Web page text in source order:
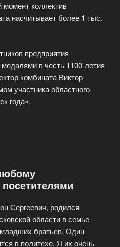
коллектив
насчитывает более 1 тыс.
предприятия
в честь 1100-летия
комбината Виктор
участника областного
года».
Сергеевич, родился
области в семье
братьев. Один
в политехе. Я их очень